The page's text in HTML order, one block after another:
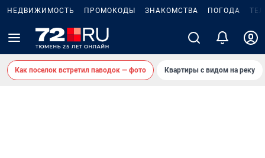
НЕДВИЖИМОСТЬ ПРОМОКОДЫ ЗНАКОМСТВА ПОГОДА
Как поселок встретил паводок — фото Квартиры с видом на реку